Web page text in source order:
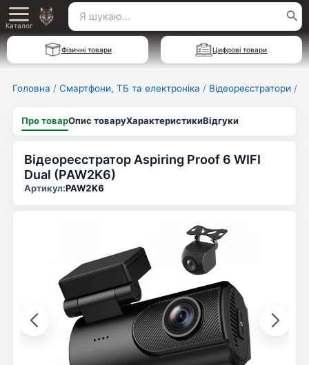
Перейти
до
вмісту
Main
Menu
Каталог
Пошук
для:
Фізичні товари Цифрові товари
Головна / Смартфони, ТБ та електроніка / Відеореєстратори /
Про товарОпис товаруХарактеристикиВідгуки
Відеореєстратор Aspiring Proof 6 WIFI
Dual (PAW2K6)
Артикул:PAW2K6